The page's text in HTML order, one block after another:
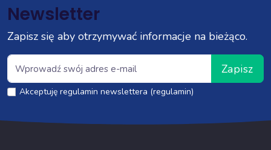
Newsletter
Zapisz się aby otrzymywać informacje na bieżąco.
Zapisz
Akceptuję regulamin newslettera (regulamin)